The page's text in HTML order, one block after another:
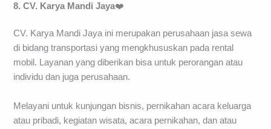
8. CV. Karya Mandi Jaya❤️
CV. Karya Mandi Jaya ini merupakan perusahaan jasa sewa
di bidang transportasi yang mengkhususkan pada rental
mobil. Layanan yang diberikan bisa untuk perorangan atau
individu dan juga perusahaan.
Melayani untuk kunjungan bisnis, pernikahan acara keluarga
atau pribadi, kegiatan wisata, acara pernikahan, dan atau